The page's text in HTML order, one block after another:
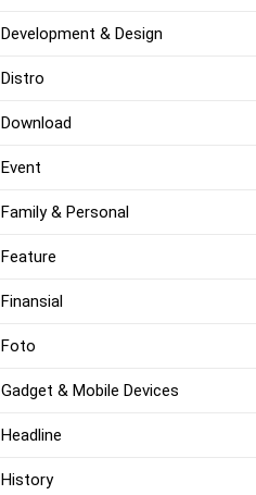
Development & Design
Distro
Download
Event
Family & Personal
Feature
Finansial
Foto
Gadget & Mobile Devices
Headline
History